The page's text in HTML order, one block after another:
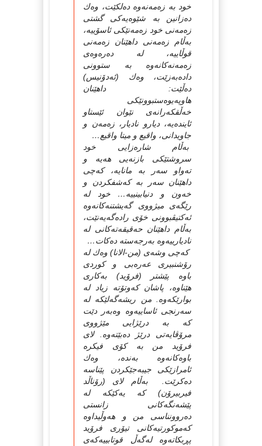
خود بە زەمەنەوە دەلكێت، وەك
دەزانین بە شێوەیەكى گشتى
زەمەنى خود زەمەنێكى ئاسۆییە،
بەڵام زەمەنى داهێنان زەمەنى
قوڵاییە، لە دەرەوەى
زەمەنەكانەوە بە ستوونى
دادەبەزێت، وەك (ئەدۆنیس)
دەڵێت: داهێنان
هاوپەیوەستبوونێكى
خەڵقكەرانەى نێوان ئێستاو
ئایندەیە، دیارو نادیار، زەمەن و
جاویدانى، واقیع و میتا واقیع…
بەڵام شارەزایى خود
سروشتێكى بازنەیى هەیە و
تەواو سەر بە مانایە، كەچى
داهێنان سەر بە كەشفكردن و
خەون و دنیابینییە… خود لە
رێگەى میژووى گەیشتنەكانەوە
ئەكتیڤبوونى خۆى رادەگەیەنێت،
بەڵام داهێنان حەقیقەتەكانى لە
نادیارییەوە بەرجەستە دەكات…
كەچى وشەى (من-الانا) وەك لە
رۆشنبیرى عەرەبى و كوردى
باوە پێشتر (فرۆید) بەكارى
هێناوە، پاشان كەوتۆتە زیاد لە
بوارێكەوە. من ریشەگەلێكە لە
سەرنجى ئاساییەوە وەبەر دێت
كە بە درێژایى مێژووى
مرۆڤایەتى درێژ دەبێتەوە. لاى
فرۆید من بە كۆى فیكرە
باوەكانەوە بەندە، وەك
ئامرازێكى جیبەجێكردن پێناسە
دەكرێت. بەڵام لاى (رۆناڵد
فیربیرۆن) كە یەكێكە لە
پێشەنگەكانى زانستى
دەروونناسى من و هەوڵیداوە
كەموكورتیەكانى تیۆرى فرۆید
پڕبكاتەوە لەگەڵ قوتابییەكەى